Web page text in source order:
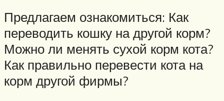
Предлагаем ознакомиться: Как
переводить кошку на другой корм?
Можно ли менять сухой корм кота?
Как правильно перевести кота на
корм другой фирмы?